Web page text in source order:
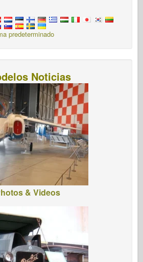
predeterminado
Noticias
& Videos